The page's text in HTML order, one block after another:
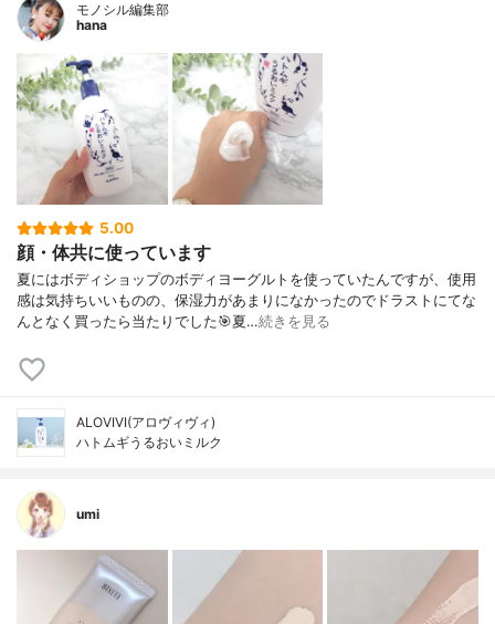
モノシル編集部
hana
5.00
顔・体共に使っています
夏にはボディショップのボディヨーグルトを使っていたんですが、使用
感は気持ちいいものの、保湿力があまりになかったのでドラストにてな
んとなく買ったら当たりでした🎯夏…続きを見る
ALOVIVI(アロヴィヴィ)
ハトムギうるおいミルク
umi